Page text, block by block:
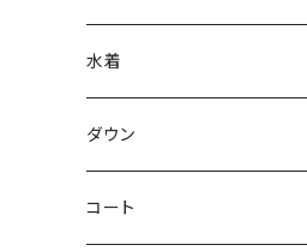
水着
～44/S
46/M
ダウン
～44/S
コート